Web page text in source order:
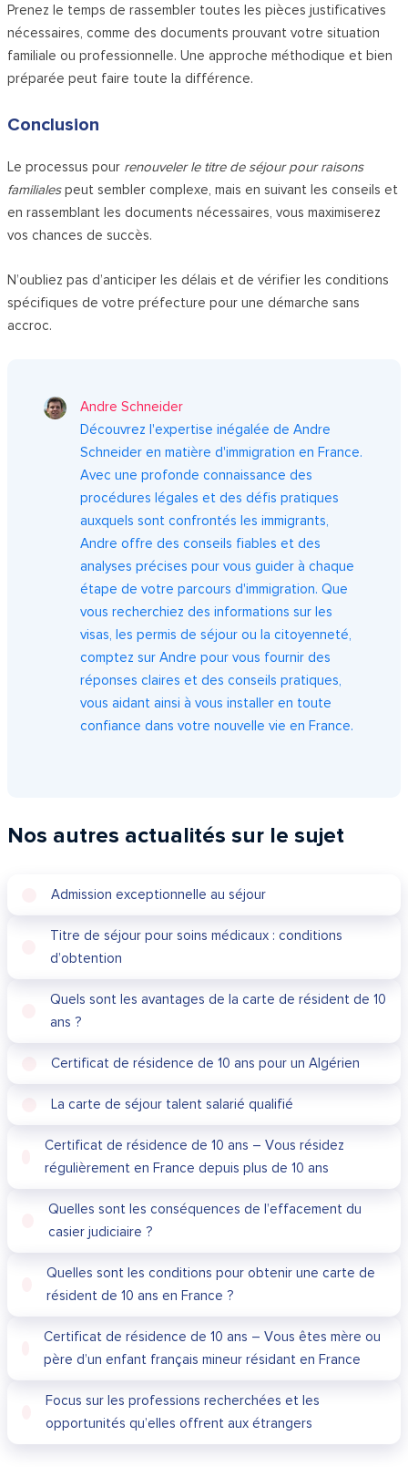
Prenez le temps de rassembler toutes les pièces justificatives
nécessaires, comme des documents prouvant votre situation
familiale ou professionnelle. Une approche méthodique et bien
préparée peut faire toute la différence.
Conclusion
Le processus pour renouveler le titre de séjour pour raisons
familialespeut sembler complexe, mais en suivant les conseils et
en rassemblant les documents nécessaires, vous maximiserez
vos chances de succès.
N’oubliez pas d’anticiper les délais et de vérifier les conditions
spécifiques de votre préfecture pour une démarche sans
accroc.
Andre Schneider
Découvrez l'expertise inégalée de Andre
Schneider en matière d'immigration en France.
Avec une profonde connaissance des
procédures légales et des défis pratiques
auxquels sont confrontés les immigrants,
Andre offre des conseils fiables et des
analyses précises pour vous guider à chaque
étape de votre parcours d'immigration. Que
vous recherchiez des informations sur les
visas, les permis de séjour ou la citoyenneté,
comptez sur Andre pour vous fournir des
réponses claires et des conseils pratiques,
vous aidant ainsi à vous installer en toute
confiance dans votre nouvelle vie en France.
Nos autres actualités sur le sujet
Admission exceptionnelle au séjour
Titre de séjour pour soins médicaux : conditions
d’obtention
Quels sont les avantages de la carte de résident de 10
ans ?
Certificat de résidence de 10 ans pour un Algérien
La carte de séjour talent salarié qualifié
Certificat de résidence de 10 ans – Vous résidez
régulièrement en France depuis plus de 10 ans
Quelles sont les conséquences de l’effacement du
casier judiciaire ?
Quelles sont les conditions pour obtenir une carte de
résident de 10 ans en France ?
Certificat de résidence de 10 ans – Vous êtes mère ou
père d’un enfant français mineur résidant en France
Focus sur les professions recherchées et les
opportunités qu’elles offrent aux étrangers